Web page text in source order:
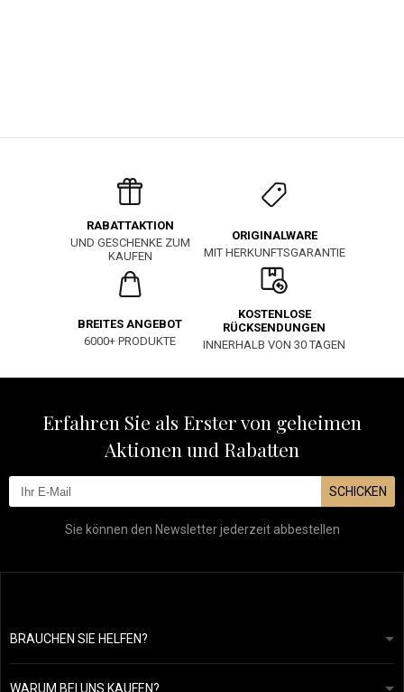
RABATTAKTION
UND GESCHENKE ZUM
KAUFEN
ORIGINALWARE
MIT HERKUNFTSGARANTIE
BREITES ANGEBOT
6000+ PRODUKTE
KOSTENLOSE
RÜCKSENDUNGEN
INNERHALB VON 30 TAGEN
Erfahren Sie als Erster von geheimen
Aktionen und Rabatten
SCHICKEN
Sie können den Newsletter jederzeit abbestellen
BRAUCHEN SIE HELFEN?
info@mapeja.de
Wir werden innerhalb von 24 Stunden antworten.
WARUM BEI UNS KAUFEN?
Allgemeine geschäftsbedingungen
Datenschutzerklärung